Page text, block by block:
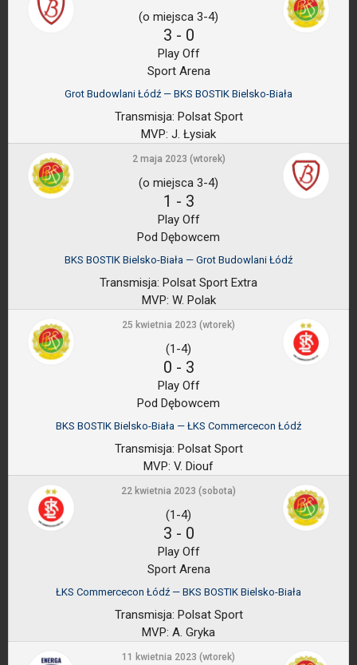
(o miejsca 3-4)
3 - 0
Play Off
Sport Arena
Grot Budowlani Łódź — BKS BOSTIK Bielsko-Biała
Transmisja: Polsat Sport
MVP: J. Łysiak
2 maja 2023 (wtorek)
(o miejsca 3-4)
1 - 3
Play Off
Pod Dębowcem
BKS BOSTIK Bielsko-Biała — Grot Budowlani Łódź
Transmisja: Polsat Sport Extra
MVP: W. Polak
25 kwietnia 2023 (wtorek)
(1-4)
0 - 3
Play Off
Pod Dębowcem
BKS BOSTIK Bielsko-Biała — ŁKS Commercecon Łódź
Transmisja: Polsat Sport
MVP: V. Diouf
22 kwietnia 2023 (sobota)
(1-4)
3 - 0
Play Off
Sport Arena
ŁKS Commercecon Łódź — BKS BOSTIK Bielsko-Biała
Transmisja: Polsat Sport
MVP: A. Gryka
11 kwietnia 2023 (wtorek)